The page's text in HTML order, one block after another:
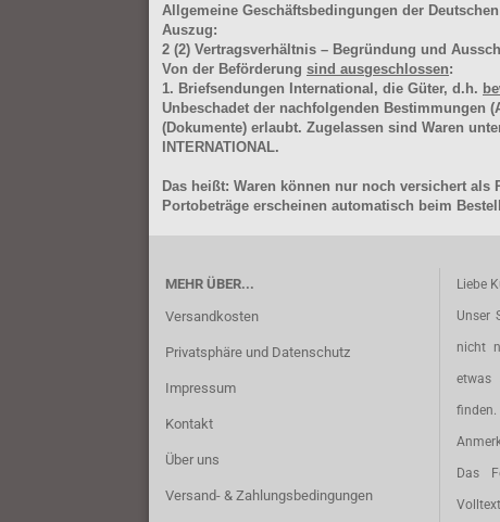
Allgemeine Geschäftsbedingungen der Deutschen
Auszug:
2 (2) Vertragsverhältnis – Begründung und
Von der Beförderung sind ausgeschlossen:
1. Briefsendungen International, die Güter, d.h.
Unbeschadet der nachfolgenden Bestimmungen
(Dokumente) erlaubt. Zugelassen sind Waren
INTERNATIONAL.
Das heißt: Waren können nur noch versichert als
Portobeträge erscheinen automatisch beim
MEHR ÜBER...
Versandkosten
Privatsphäre und Datenschutz
Impressum
Kontakt
Über uns
Versand- & Zahlungsbedingungen
Liebe
Unser
nicht
etwas
Das